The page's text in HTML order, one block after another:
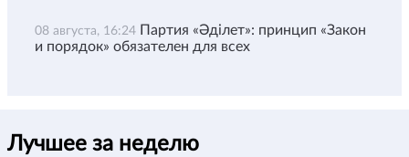
08 августа, 16:24 Партия «Әділет»: принцип «Закон
и порядок» обязателен для всех
Лучшее за неделю